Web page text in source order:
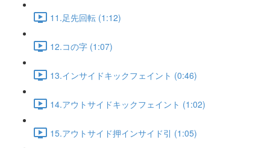
11.足先回転 (1:12)
12.コの字 (1:07)
13.インサイドキックフェイント (0:46)
14.アウトサイドキックフェイント (1:02)
15.アウトサイド押インサイド引 (1:05)